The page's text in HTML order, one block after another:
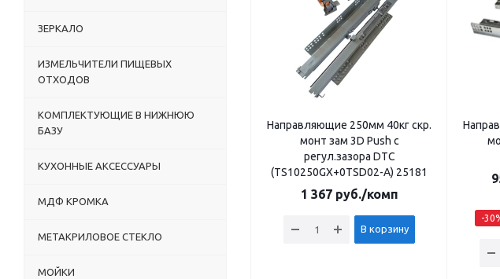
Направляющие 250мм 40кг скр.
монт зам 3D Push с
регул.зазора DTC
(TS10250GX+0TSD02-A) 25181
1 367руб./комп
В корзину
-30
ЗЕРКАЛО
ИЗМЕЛЬЧИТЕЛИ ПИЩЕВЫХ
ОТХОДОВ
КОМПЛЕКТУЮЩИЕ В НИЖНЮЮ
БАЗУ
КУХОННЫЕ АКСЕССУАРЫ
МДФ КРОМКА
МЕТАКРИЛОВОЕ СТЕКЛО
МОЙКИ